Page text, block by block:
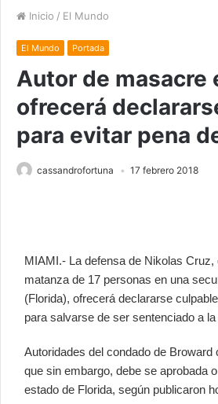
Inicio / El Mundo
El Mundo Portada
Autor de masacre
ofrecerá
para evitar pena
cassandrofortuna 17 febrero 2018
MIAMI.- La defensa de Nikolas Cruz,
matanza de 17 personas en una
(Florida), ofrecerá declararse
para salvarse de ser sentenciado a
Autoridades del condado de Broward
que sin embargo, debe se aprobada
estado de Florida, según publicaron